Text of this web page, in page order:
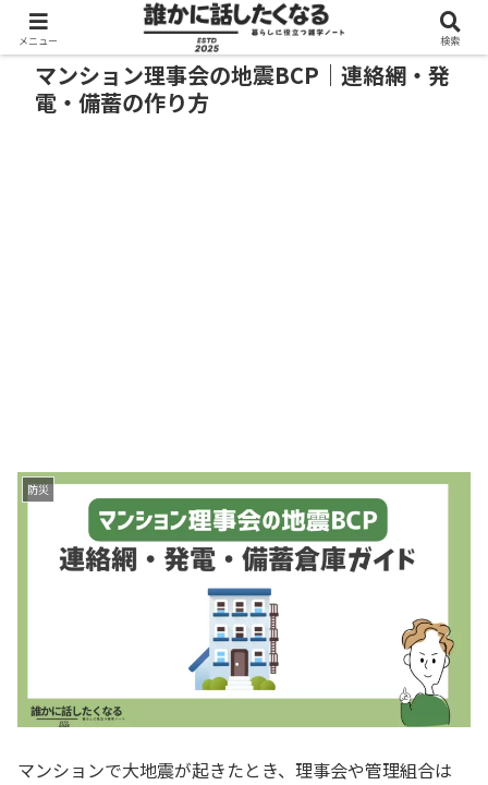
マンション理事会の地震BCP｜連絡網・発
電・備蓄の作り方
防災
マンションで大地震が起きたとき、理事会や管理組合は
メニュー 検索